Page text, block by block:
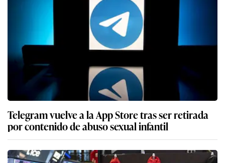
Telegram vuelve a la App Store tras ser retirada
por contenido de abuso sexual infantil